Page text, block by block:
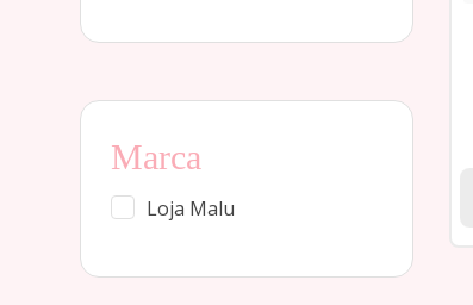
Marca
Loja Malu